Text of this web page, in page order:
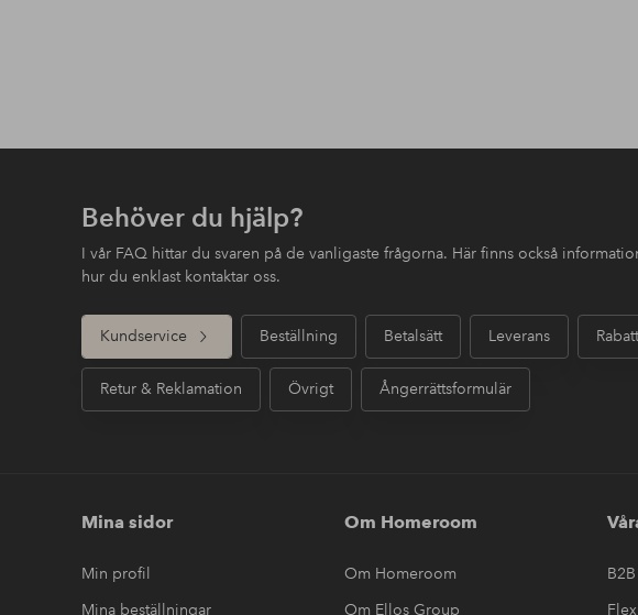
Behöver du hjälp?
I vår FAQ hittar du svaren på de vanligaste frågorna. Här finns också
hur du enklast kontaktar oss.
Kundservice Beställning Betalsätt Leverans
Retur & Reklamation Övrigt Ångerrättsformulär
Mina sidor
Min profil
Mina beställningar
Om Homeroom
Om Homeroom
Om Ellos Group